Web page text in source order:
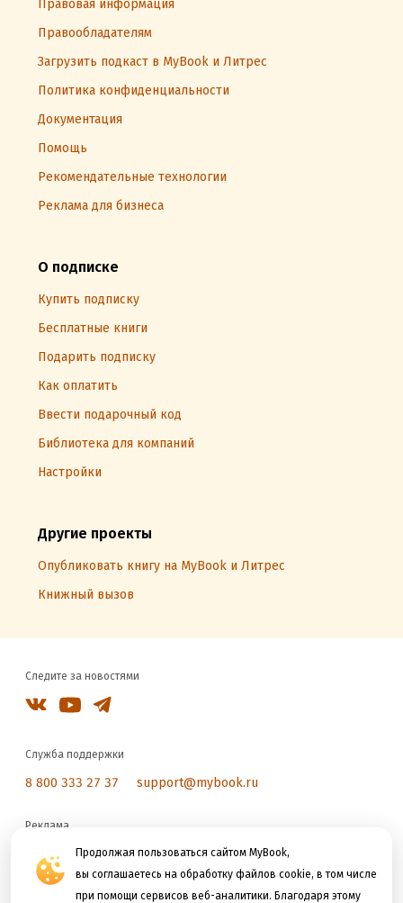
Продолжая пользоваться сайтом MyBook,
вы соглашаетесь на обработку файлов cookie, в том числе
при помощи сервисов веб-аналитики. Благодаря этому
Правовая информация
Правообладателям
Загрузить подкаст в MyBook и Литрес
Политика конфиденциальности
Документация
Помощь
Рекомендательные технологии
Реклама для бизнеса
О подписке
Купить подписку
Бесплатные книги
Подарить подписку
Как оплатить
Ввести подарочный код
Библиотека для компаний
Настройки
Другие проекты
Опубликовать книгу на MyBook и Литрес
Книжный вызов
Следите за новостями
Служба поддержки
8 800 333 27 37 support@mybook.ru
Реклама
reklama@litres.ru
Мы принимаем к оплате